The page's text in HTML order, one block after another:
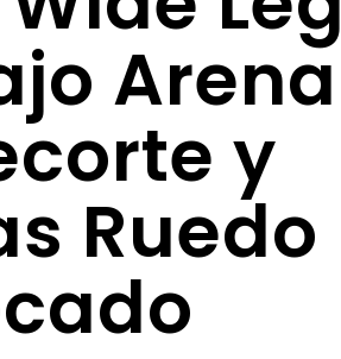
Arena
y
Ruedo